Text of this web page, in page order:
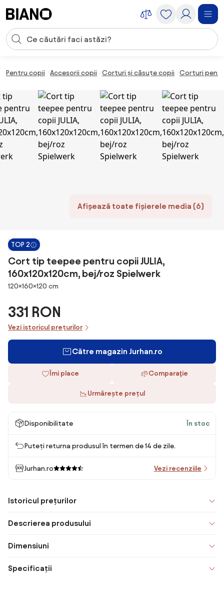
Introducerea căutării
Pentru copii Accesorii copii Corturi și căsuțe copii Corturi
Afișează toate fișierele media (6)
TOP 2
Cort tip teepee pentru copii JULIA,
160x120x120cm, bej/roz Spielwerk
Dimensiuni
120×160×120 cm
331 RON
Vezi istoricul prețurilor
Către magazin Jurhan.ro
Îmi place Comparaţie
Urmărește prețul
Disponibilitate În stoc
Puteți returna produsul în termen de 14 de zile.
Jurhan.ro Vezi recenziile
Istoricul prețurilor
Descrierea produsului
Dimensiuni
Specificații